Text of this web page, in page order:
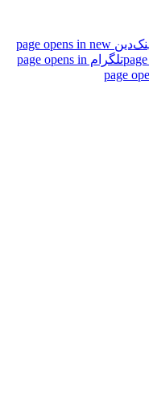
لینک‌دین page opens in new
تلگرام page opens in